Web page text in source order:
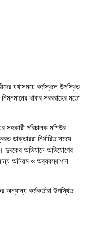
যথাসময়ে কর্মস্থলে উপস্থিত
খাবার সরবরাহের মতো
সহকারী পরিচালক মশিউর
ডাক্তাররা নির্ধারিত সময়ে
দুদকের অভিযানে অভিযোগের
অনিয়ম ও অব্যবস্থাপনা
অন্যান্য কর্মকর্তারা উপস্থিত